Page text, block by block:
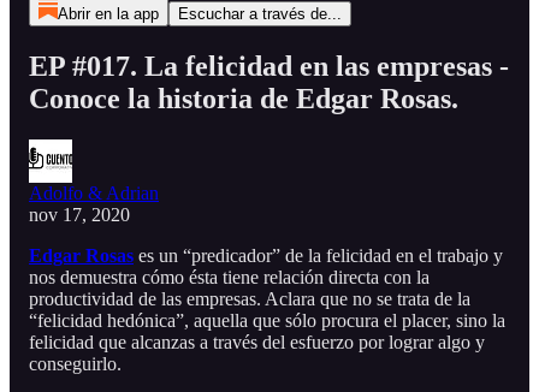
Abrir en la app Escuchar a través de...
EP #017. La felicidad en las empresas -
Conoce la historia de Edgar Rosas.
Adolfo & Adrian
nov 17, 2020
Edgar Rosas es un “predicador” de la felicidad en el trabajo y
nos demuestra cómo ésta tiene relación directa con la
productividad de las empresas. Aclara que no se trata de la
“felicidad hedónica”, aquella que sólo procura el placer, sino la
felicidad que alcanzas a través del esfuerzo por lograr algo y
conseguirlo.